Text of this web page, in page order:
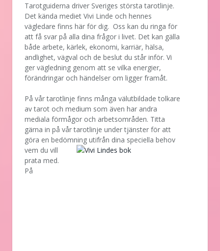
Tarotguiderna driver Sveriges största tarotlinje.
Det kända mediet Vivi Linde och hennes
vägledare finns här för dig. Oss kan du ringa för
att få svar på alla dina frågor i livet. Det kan gälla
både arbete, kärlek, ekonomi, karriär, hälsa,
andlighet, vägval och de beslut du står inför. Vi
ger vägledning genom att se vilka energier,
förändringar och händelser om ligger framåt.
På vår tarotlinje finns många välutbildade tolkare
av tarot och medium som även har andra
mediala förmågor och arbetsområden. Titta
gärna in på vår tarotlinje under tjänster för att
göra en bedömning utifrån dina speciella behov
vem du vill
prata med.
På